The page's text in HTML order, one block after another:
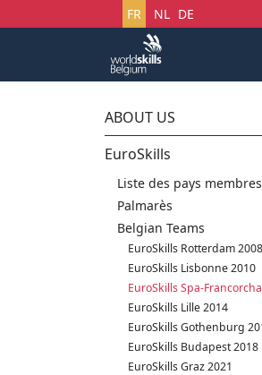
Sélectionnez votre
FR NL DE
ABOUT US
EuroSkills
Liste des pays membres
Palmarès
Belgian Teams
EuroSkills Rotterdam 2008
EuroSkills Lisbonne 2010
EuroSkills Spa-
EuroSkills Lille 2014
EuroSkills Gothenburg
EuroSkills Budapest 2018
EuroSkills Graz 2021